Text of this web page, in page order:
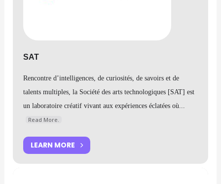
SAT
Rencontre d’intelligences, de curiosités, de savoirs et de
talents multiples, la Société des arts technologiques [SAT] est
un laboratoire créatif vivant aux expériences éclatées où...
Read More.
LEARN MORE